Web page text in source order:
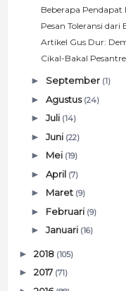
Beberapa Pendapat
Pesan Toleransi dari
Artikel Gus Dur:
Cikal-Bakal
► September (1)
► Agustus (24)
► Juli (14)
► Juni (22)
► Mei (19)
► April (7)
► Maret (9)
► Februari (9)
► Januari (16)
► 2018 (105)
► 2017 (71)